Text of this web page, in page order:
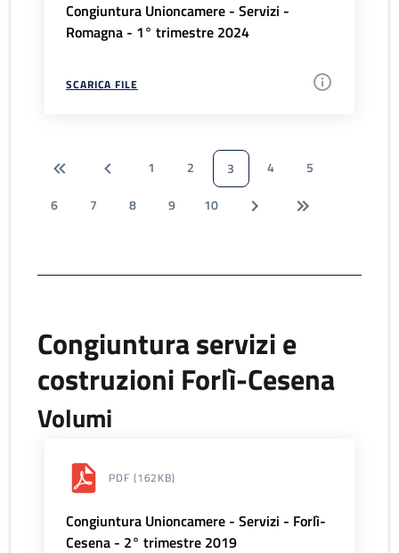
Congiuntura Unioncamere - Servizi -
Romagna - 1° trimestre 2024
SCARICA FILE
1 2 3 4
5
6
7 8 9 10
Congiuntura servizi e
costruzioni Forlì-Cesena
Volumi
PDF (162KB)
Congiuntura Unioncamere - Servizi - Forlì-
Cesena - 2° trimestre 2019